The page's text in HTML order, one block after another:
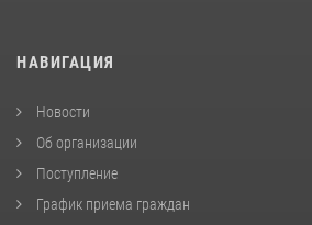
НАВИГАЦИЯ
Новости
Об организации
Поступление
График приема граждан